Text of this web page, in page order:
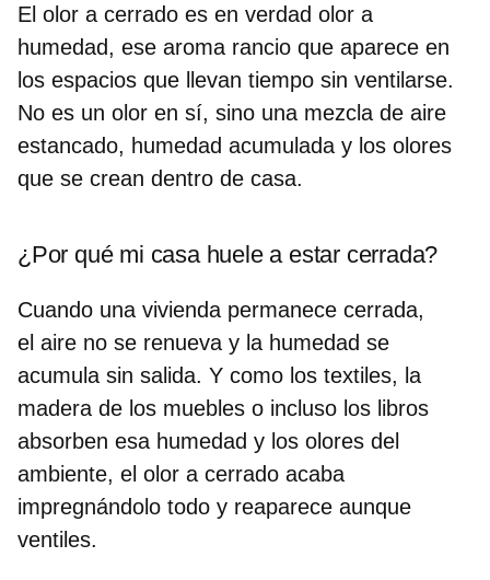
El olor a cerrado es en verdad olor a
humedad, ese aroma rancio que aparece en
los espacios que llevan tiempo sin ventilarse.
No es un olor en sí, sino una mezcla de aire
estancado, humedad acumulada y los olores
que se crean dentro de casa.
¿Por qué mi casa huele a estar cerrada?
Cuando una vivienda permanece cerrada,
el aire no se renueva y la humedad se
acumula sin salida. Y como los textiles, la
madera de los muebles o incluso los libros
absorben esa humedad y los olores del
ambiente, el olor a cerrado acaba
impregnándolo todo y reaparece aunque
ventiles.